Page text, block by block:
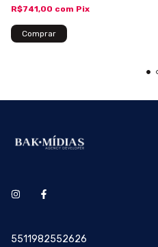
R$741,00 com Pix
5511982552626